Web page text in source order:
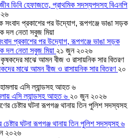
ডিবি হেফাজতে, প্রাথমিক সদস্যপদসহ বিএনপি
প্রকাশের পর উদ্যোগ, রূপগঞ্জে ভাঙা সড়ক
দল নেতা সবুজ মিয়া ২১ জুন ২০২৬
মাঝে আমন বীজ ও রাসায়নিক সার বিতরণ ২০
এসি ল্যান্ডসহ আহত ৬ ২০ জুন ২০২৬
ঘটনা রূপগঞ্জ থানায় তিন পুলিশ সদস্যসহ ৬
২০২৬